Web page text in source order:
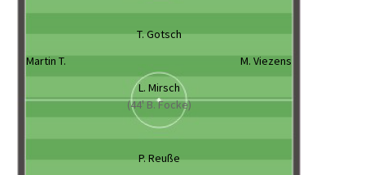
T. Gotsch
Martin T.
M. Viezens
L. Mirsch
(44' B. Focke)
P. Reuße